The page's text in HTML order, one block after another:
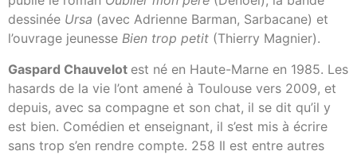
dessinée Ursa (avec Adrienne Barman, Sarbacane) et
l’ouvrage jeunesse Bien trop petit (Thierry Magnier).
Gaspard Chauvelot est né en Haute-Marne en 1985. Les
hasards de la vie l’ont amené à Toulouse vers 2009, et
depuis, avec sa compagne et son chat, il se dit qu’il y
est bien. Comédien et enseignant, il s’est mis à écrire
sans trop s’en rendre compte. 258 Il est entre autres